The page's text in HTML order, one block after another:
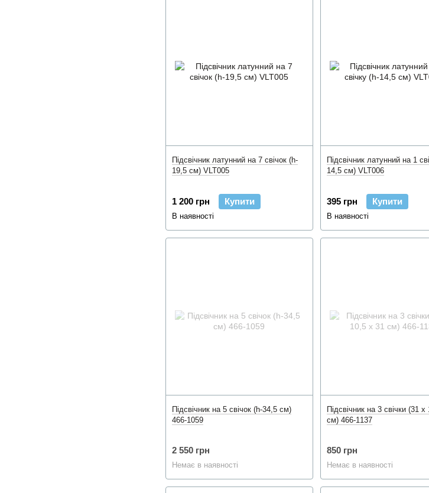
Підсвічник латунний на 7 свічок (h-
19,5 см) VLT005
1 200 грн Купити
В наявності
Підсвічник латунний на 1
14,5 см) VLT006
395 грн Купити
В наявності
Підсвічник на 5 свічок (h-34,5 см)
466-1059
2 550 грн
Немає в наявності
Підсвічник на 3 свічки (31 х
см) 466-1137
850 грн
Немає в наявності